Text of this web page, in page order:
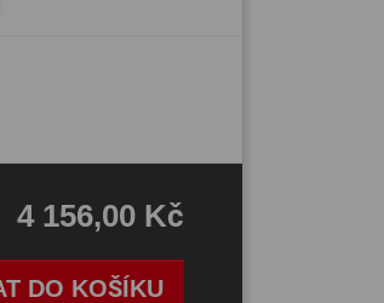
DO KOŠÍKU
4 156,00 Kč